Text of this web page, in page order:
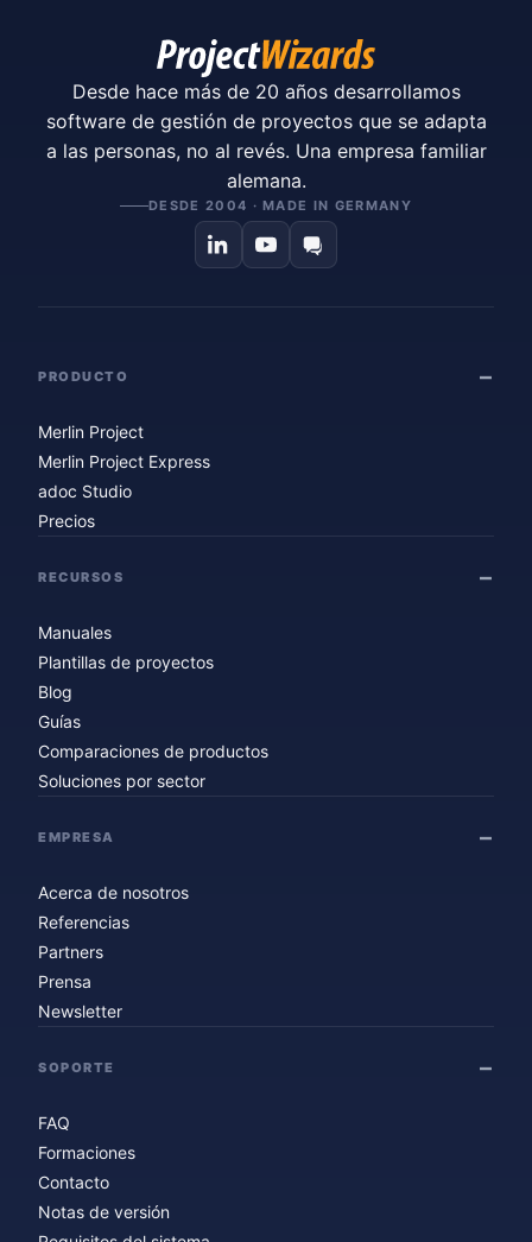
Desde hace más de 20 años desarrollamos
software de gestión de proyectos que se adapta
a las personas, no al revés. Una empresa familiar
alemana.
DESDE 2004 · MADE IN GERMANY
PRODUCTO
Merlin Project
Merlin Project Express
adoc Studio
Precios
RECURSOS
Manuales
Plantillas de proyectos
Blog
Guías
Comparaciones de productos
Soluciones por sector
EMPRESA
Acerca de nosotros
Referencias
Partners
Prensa
Newsletter
SOPORTE
FAQ
Formaciones
Contacto
Notas de versión